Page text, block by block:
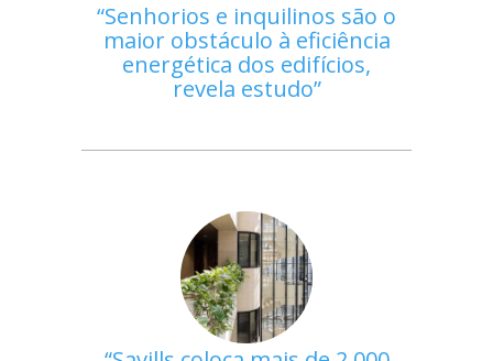
Senhorios e inquilinos são o
maior obstáculo à eficiência
energética dos edifícios,
revela estudo